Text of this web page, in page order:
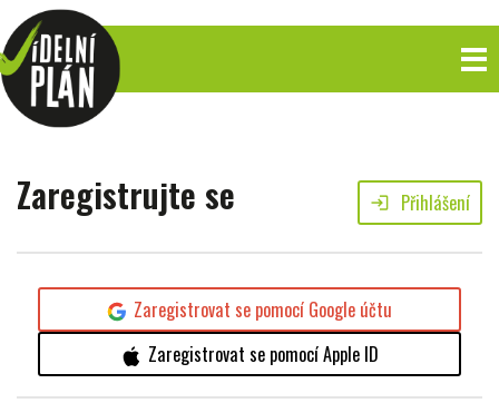
Zaregistrujte se login Přihlášení
Zaregistrovat se pomocí Google účtu
Zaregistrovat se pomocí Apple ID